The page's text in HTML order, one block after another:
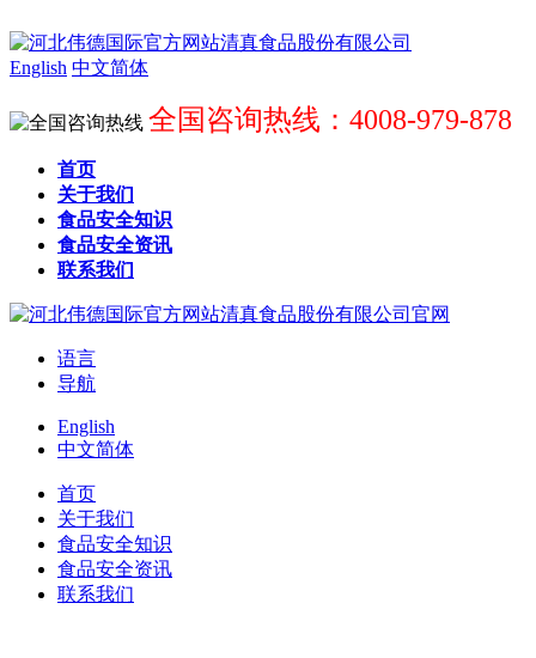
English 中文简体
全国咨询热线：4008-979-878
首页
关于我们
食品安全知识
食品安全资讯
联系我们
语言
导航
English
中文简体
首页
关于我们
食品安全知识
食品安全资讯
联系我们